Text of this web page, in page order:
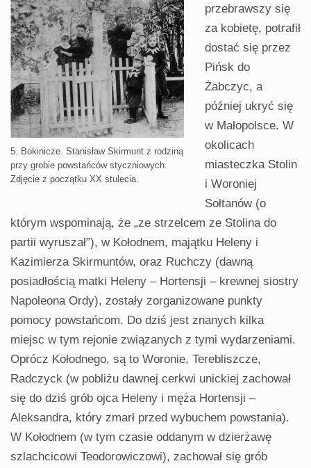
5. Bokinicze. Stanisław Skirmunt z rodziną
przy grobie powstańców styczniowych.
Zdjęcie z początku XX stulecia.
przebrawszy się
za kobietę, potrafił
dostać się przez
Pińsk do
Żabczyc, a
później ukryć się
w Małopolsce. W
okolicach
miasteczka Stolin
i Woroniej
Sołtanów (o
którym wspominają, że „ze strzelcem ze Stolina do
partii wyruszał”), w Kołodnem, majątku Heleny i
Kazimierza Skirmuntów, oraz Ruchczy (dawną
posiadłością matki Heleny – Hortensji – krewnej siostry
Napoleona Ordy), zostały zorganizowane punkty
pomocy powstańcom. Do dziś jest znanych kilka
miejsc w tym rejonie związanych z tymi wydarzeniami.
Oprócz Kołodnego, są to Woronie, Terebliszcze,
Radczyck (w pobliżu dawnej cerkwi unickiej zachował
się do dziś grób ojca Heleny i męża Hortensji –
Aleksandra, który zmarł przed wybuchem powstania).
W Kołodnem (w tym czasie oddanym w dzierżawę
szlachcicowi Teodorowiczowi), zachował się grób